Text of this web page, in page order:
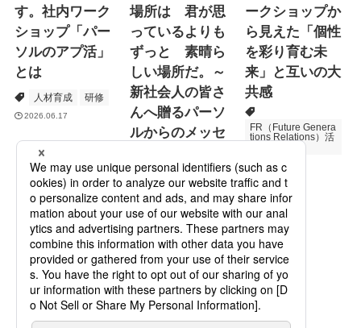
す。社内ワーク
ショップ「パー
ソルのアプ活」
とは
人材育成 研修
2026.06.17
場所は 君が思
っているよりも
ずっと 素晴ら
しい場所だ。～
新社会人の皆さ
んへ贈るパーソ
ルからのメッセ
Specialized Servic
es
プロモーション
ークショップか
ら見えた「個性
を彩り育む未
来」と互いの大
共感
FR（Future Genera
tions Relations）活
次世代育成
2026.06.16